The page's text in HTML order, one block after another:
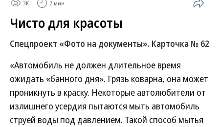
3K 2 мин.
Чисто для красоты
Спецпроект «Фото на документы». Карточка № 62
«Автомобиль не должен длительное время
ожидать «банного дня». Грязь коварна, она может
проникнуть в краску. Некоторые автолюбители от
излишнего усердия пытаются мыть автомобиль
струей воды под давлением. Такой способ мытья